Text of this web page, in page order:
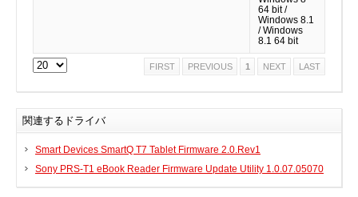
GISファイル
ページレイアウトファイル
その他のファイル
プラグインファイル
プラグインファイル
64 bit /
Windows 8.1
/ Windows
8.1 64 bit
FIRST PREVIOUS 1 NEXT LAST
関連するドライバ
Smart Devices SmartQ T7 Tablet Firmware 2.0.Rev1
Sony PRS-T1 eBook Reader Firmware Update Utility 1.0.07.05070